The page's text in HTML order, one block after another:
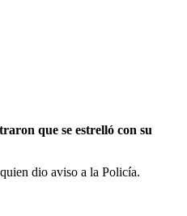
dio aviso a la Policía.